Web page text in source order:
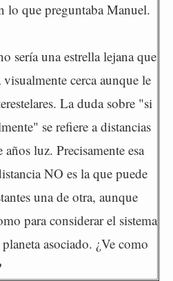
lo que preguntaba Manuel.
sería una estrella lejana que
cerca aunque le
La duda sobre "si
se refiere a distancias
luz. Precisamente esa
NO es la que puede
una de otra, aunque
para considerar el sistema
asociado. ¿Ve como